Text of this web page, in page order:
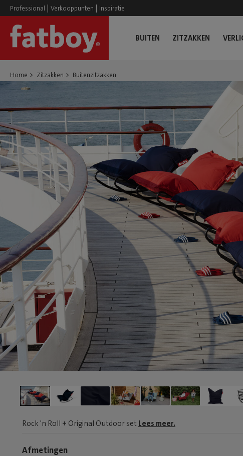
Professional | Verkooppunten | Inspiratie
BUITEN ZITZAKKEN
Home Zitzakken Buitenzitzakken
Rock 'n Roll + Original Outdoor set Lees meer.
Afmetingen